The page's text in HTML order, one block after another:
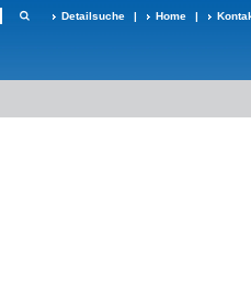
Detailsuche | Home |